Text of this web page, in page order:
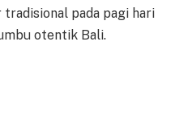
pada pagi hari
otentik Bali.